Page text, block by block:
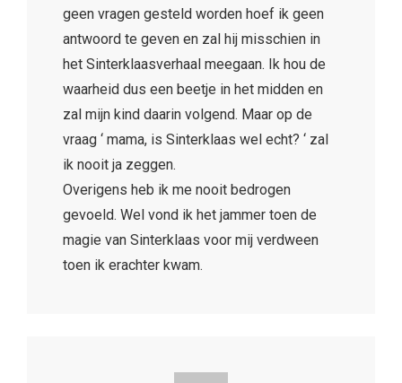
geen vragen gesteld worden hoef ik geen
antwoord te geven en zal hij misschien in
het Sinterklaasverhaal meegaan. Ik hou de
waarheid dus een beetje in het midden en
zal mijn kind daarin volgend. Maar op de
vraag ‘ mama, is Sinterklaas wel echt? ‘ zal
ik nooit ja zeggen.
Overigens heb ik me nooit bedrogen
gevoeld. Wel vond ik het jammer toen de
magie van Sinterklaas voor mij verdween
toen ik erachter kwam.